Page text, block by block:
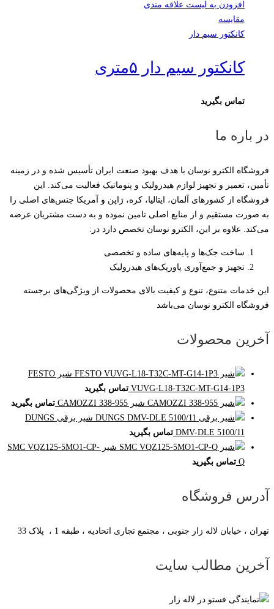
افزودن به لیست علاقه مندی
مقایسه
کانکتور سیم دار
کانکتور سیم دار ۵متری
تماس بگیرید
در باره ما
فروشگاه الکترو نوسان با هدف بهبود صنعت ایران تأسیس شده و در زمینه
تأمین، تعمیر و تجهیز لوازم هیدرولیک و پنوماتیک فعالیت می‌کند. این
فروشگاه از کشورهای آلمان، ایتالیا، کره، ژاپن و آمریکا جنس‌های اصلی را
به صورت مستقیم و از منابع اصلی تامین نموده و به دست مشتریان عرضه
می‌کند. علاوه بر این، الکترو نوسان تخصص دارد در:
ساخت جک‌ها و پایه‌های ساده و تخصصی
تجهیز و جمع‌آوری پاورپک‌های هیدرولیک
این خدمات متنوع، تنوع و کیفیت بالای محصولات از ویژگی‌های برجسته
فروشگاه الکترو نوسان می‌باشد
آخرین محصولات
شیر FESTO
VUVG-L18-T32C-MT-G14-1P3 تماس بگیرید
شیر CAMOZZI 338-955
تماس بگیرید
شیر برقی DUNGS
DMV-DLE 5100/11 تماس بگیرید
شیر SMC VQZ125-5MO1-CP-
Q تماس بگیرید
آدرس فروشگاه
تهران ، خیابان لاله زار جنوبی ، مجتمع تجاری اتحادیه ، طبقه 1 ، پلاک 33
آخرین مطالب سایت